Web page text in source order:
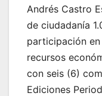
Andrés Castro
de ciudadanía
participación
recursos
con seis (6)
Ediciones